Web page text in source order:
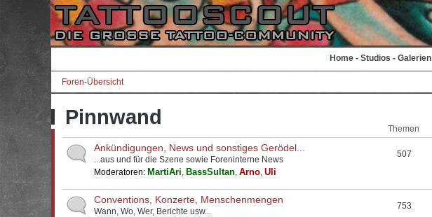
Home - Studios - Galerien
Foren-Übersicht
Pinnwand
Themen
Ankündigungen, News und sonstiges Gerödel...
...aus und für die Szene sowie Foreninterne News
Moderatoren: MartiAri, BassSultan, Arno, Uli
507
Conventions, Konzerte, Menschenmengen
Wann, Wo, Wer, Berichte usw...
753